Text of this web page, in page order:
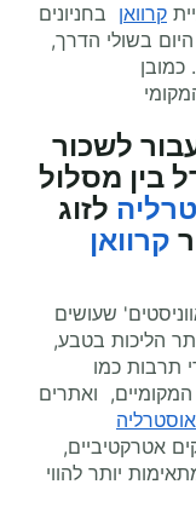
קרוואן בחניונים
בשולי הדרך,
כמובן
לשכור
בין מסלול
לזוג
קרוואן
שעושים
הליכות בטבע,
תרבות כמו
המקומיים, ואתרים
אטרקטיביים,
יותר להווי